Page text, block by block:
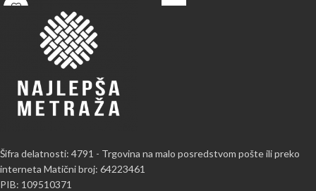
Šifra delatnosti: 4791 - Trgovina na malo posredstvom pošte ili preko
interneta Matični broj: 64223461
PIB: 109510371